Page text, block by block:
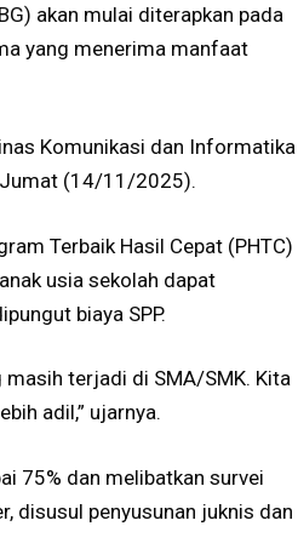
akan mulai diterapkan pada
yang menerima manfaat
Komunikasi dan Informatika
Jumat (14/11/2025).
Terbaik Hasil Cepat (PHTC)
usia sekolah dapat
biaya SPP.
masih terjadi di SMA/SMK. Kita
adil,” ujarnya.
75% dan melibatkan survei
disusul penyusunan juknis dan